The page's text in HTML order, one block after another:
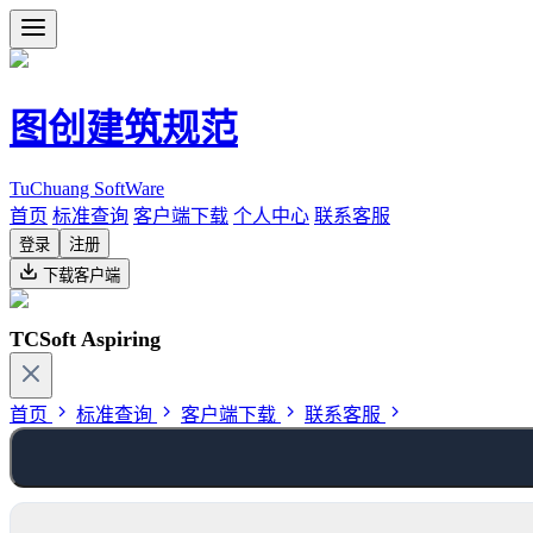
图创建筑规范
TuChuang SoftWare
首页 标准查询 客户端下载 个人中心 联系客服
登录
注册
下载客户端
TCSoft Aspiring
首页 标准查询 客户端下载 联系客服